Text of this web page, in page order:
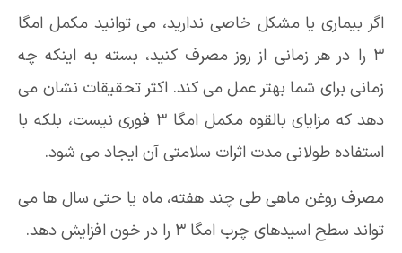
اگر بیماری یا مشکل خاصی ندارید، می توانید مکمل امگا
3 را در هر زمانی از روز مصرف کنید، بسته به اینکه چه
زمانی برای شما بهتر عمل می کند. اکثر تحقیقات نشان می
دهد که مزایای بالقوه مکمل امگا 3 فوری نیست، بلکه با
استفاده طولانی مدت اثرات سلامتی آن ایجاد می شود.
مصرف روغن ماهی طی چند هفته، ماه یا حتی سال ها می
تواند سطح اسیدهای چرب امگا 3 را در خون افزایش دهد.